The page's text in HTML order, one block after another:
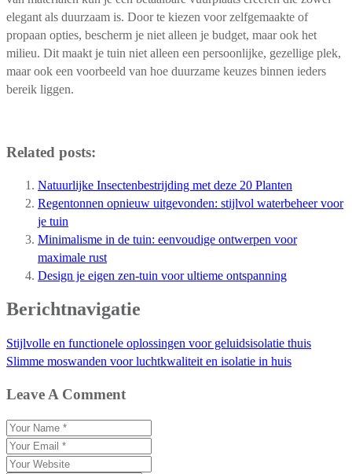
elegant als duurzaam is. Door te kiezen voor zelfgemaakte of
propaan opties, bescherm je niet alleen je budget, maar ook het
milieu. Dit maakt je tuin niet alleen een persoonlijke, gezellige plek,
maar ook een voorbeeld van hoe duurzame keuzes binnen ieders
bereik liggen.
Related posts:
Natuurlijke Insectenbestrijding met deze 20 Planten
Regentonnen opnieuw uitgevonden: stijlvol waterbeheer voor
je tuin
Minimalisme in de tuin: eenvoudige ontwerpen voor
maximale rust
Design je eigen zen-tuin voor ultieme ontspanning
Berichtnavigatie
Stijlvolle en functionele oplossingen voor geluidsisolatie thuis
Slimme moswanden voor luchtkwaliteit en isolatie in huis
Leave A Comment